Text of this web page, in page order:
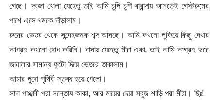
গেছে। দরজা খোলা যেহেতু তাই আমি চুপি চুপি বারান্দায় আসতেই গেস্টরুমের
পাশে এসে থমকে দাঁড়ালাম।
রুমের ভেতর থেকে সন্দেহজনক শব্দ আসছে। আমি কখনো লুকিয়ে কিছু দেখার
আগ্রহ কখনো বোধ করিনি। বাসায় যেহেতু মীরা একা, তাই আমি আগ্রহ ভরে
জানালার সামান্য ফুটো দিয়ে ভেতরে তাকালাম।
আমার পুরো পৃথিবী স্তব্ধ হয়ে গেলো।
সাদা পাঞ্জাবী পরা সন্তোষ কাকা, আর মায়ের দেয়া সবুজ শাড়ি পরা মীরা। ছিঃ!